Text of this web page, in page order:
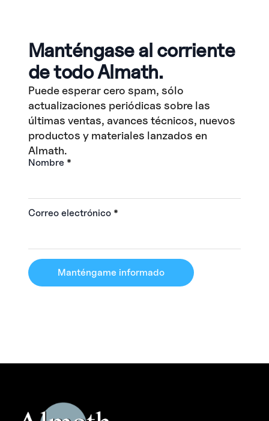
Manténgase al corriente
de todo Almath.
Puede esperar cero spam, sólo
actualizaciones periódicas sobre las
últimas ventas, avances técnicos, nuevos
productos y materiales lanzados en
Almath.
Nombre *
Correo electrónico *
Manténgame informado